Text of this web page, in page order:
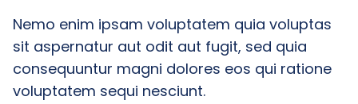
Nemo enim ipsam voluptatem quia voluptas
sit aspernatur aut odit aut fugit, sed quia
consequuntur magni dolores eos qui ratione
voluptatem sequi nesciunt.